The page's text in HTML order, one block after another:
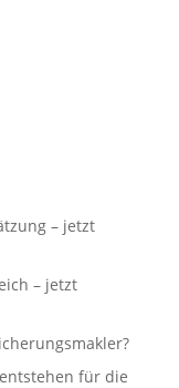
– jetzt
– jetzt
für die